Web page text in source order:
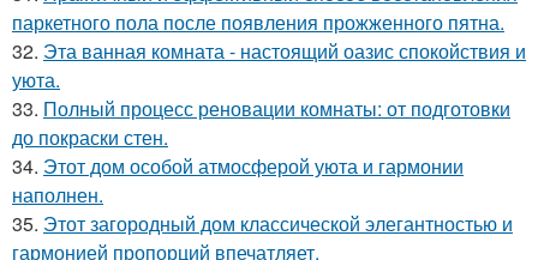
паркетного пола после появления прожженного пятна.
32. Эта ванная комната - настоящий оазис спокойствия и
уюта.
33. Полный процесс реновации комнаты: от подготовки
до покраски стен.
34. Этот дом особой атмосферой уюта и гармонии
наполнен.
35. Этот загородный дом классической элегантностью и
гармонией пропорций впечатляет.